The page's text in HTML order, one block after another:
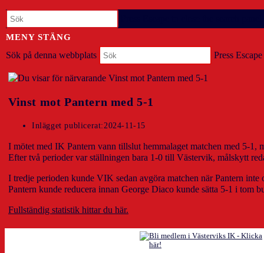
MENY STÄNG
Sök på denna webbplats Press
Vinst mot Pantern med 5-1
Inlägget publicerat: 2024-11-15
I mötet med IK Pantern vann tillslut hemmalaget matchen med 5-
Efter två perioder var ställningen bara 1-0 till Västervik, målskytt
I tredje perioden kunde VIK sedan avgöra matchen när Pantern
Pantern kunde reducera innan George Diaco kunde sätta 5-1 i tom
Fullständig statistik hittar du här.